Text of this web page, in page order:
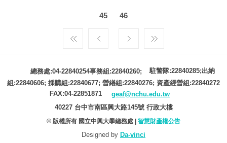
45 46
總務處:04-22840254事務組:22840260;
駐警隊:22840285;出納
組:22840606; 採購組:22840677; 營繕組:22840276; 資產經營組:22840272
FAX:04-22851871
geaf@nchu.edu.tw
40227 台中市南區興大路145號 行政大樓
© 版權所有 國立中興大學總務處 | 智慧財產權公告
Designed by Da-vinci